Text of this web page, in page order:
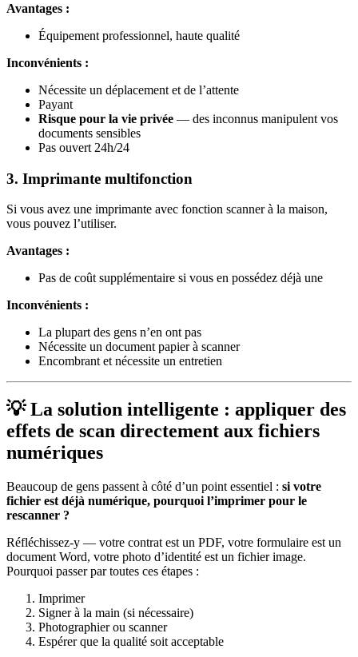
Avantages :
Équipement professionnel, haute qualité
Inconvénients :
Nécessite un déplacement et de l’attente
Payant
Risque pour la vie privée — des inconnus manipulent vos
documents sensibles
Pas ouvert 24h/24
3. Imprimante multifonction
Si vous avez une imprimante avec fonction scanner à la maison,
vous pouvez l’utiliser.
Avantages :
Pas de coût supplémentaire si vous en possédez déjà une
Inconvénients :
La plupart des gens n’en ont pas
Nécessite un document papier à scanner
Encombrant et nécessite un entretien
💡 La solution intelligente : appliquer des
effets de scan directement aux fichiers
numériques
Beaucoup de gens passent à côté d’un point essentiel : si votre
fichier est déjà numérique, pourquoi l’imprimer pour le
rescanner ?
Réfléchissez-y — votre contrat est un PDF, votre formulaire est un
document Word, votre photo d’identité est un fichier image.
Pourquoi passer par toutes ces étapes :
Imprimer
Signer à la main (si nécessaire)
Photographier ou scanner
Espérer que la qualité soit acceptable